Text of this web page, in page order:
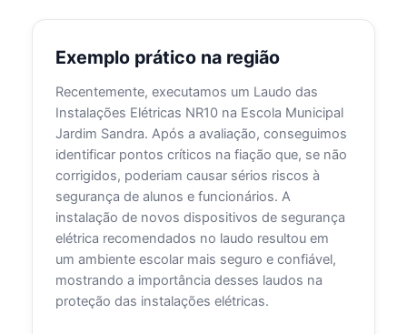
Exemplo prático na região
Recentemente, executamos um Laudo das
Instalações Elétricas NR10 na Escola Municipal
Jardim Sandra. Após a avaliação, conseguimos
identificar pontos críticos na fiação que, se não
corrigidos, poderiam causar sérios riscos à
segurança de alunos e funcionários. A
instalação de novos dispositivos de segurança
elétrica recomendados no laudo resultou em
um ambiente escolar mais seguro e confiável,
mostrando a importância desses laudos na
proteção das instalações elétricas.